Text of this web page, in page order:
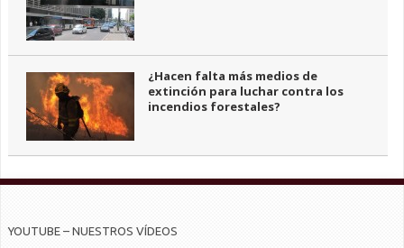
¿Hacen falta más medios de
extinción para luchar contra los
incendios forestales?
YOUTUBE – NUESTROS VÍDEOS